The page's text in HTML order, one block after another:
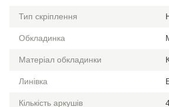
Тип скріплення
Обкладинка
Матеріал обкладинки
Линівка
Кількість аркушів